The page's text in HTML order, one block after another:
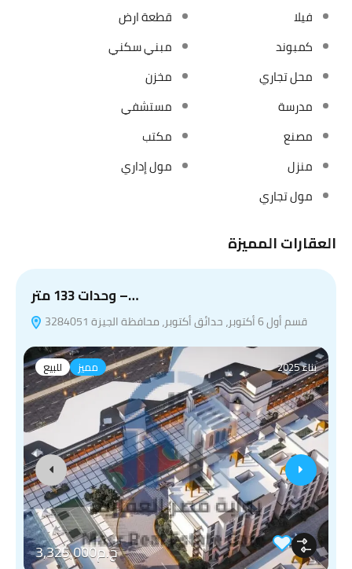
فيلا
قطعة ارض
كمبوند
مبني سكني
محل تجاري
مخزن
مدرسة
مستشفي
مصنع
مكتب
منزل
مول إداري
مول تجاري
العقارات المميزة
وحدات 133 متر –…
قسم أول 6 أكتوبر، حدائق أكتوبر، محافظة الجيزة 3284051
للبيع مميز بناء 2025
ج.م3,325,000